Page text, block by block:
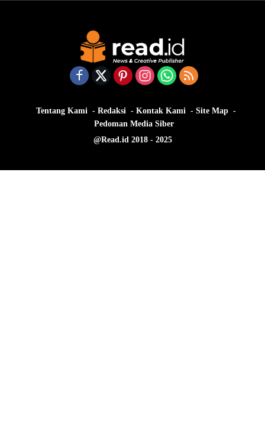
Tentang Kami Redaksi Kontak Kami
Site Map
Pedoman Media Siber
@Read.id 2018 - 2025